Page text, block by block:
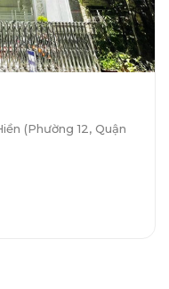
(Phường 12, Quận